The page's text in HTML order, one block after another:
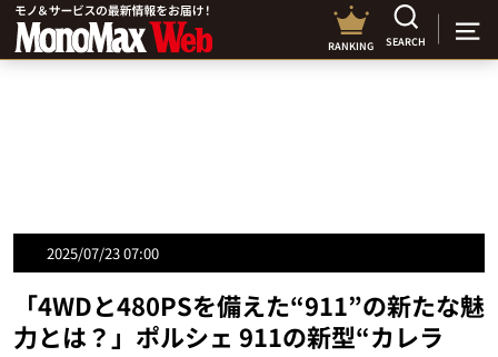
RANKING SEARCH
2025/07/23 07:00
「4WDと480PSを備えた“911”の新たな魅
力とは？」ポルシェ 911の新型“カレラ